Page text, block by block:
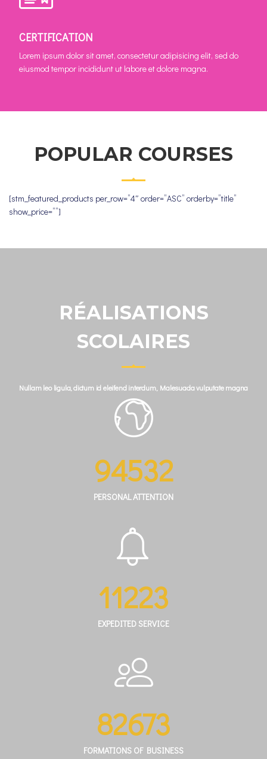
eiusmod tempor incididunt ut labore et dolore magna.
CERTIFICATION
Lorem ipsum dolor sit amet, consectetur adipisicing elit, sed do
eiusmod tempor incididunt ut labore et dolore magna.
POPULAR COURSES
[stm_featured_products per_row=”4″ order=”ASC” orderby=”title”
show_price=””]
RÉALISATIONS
SCOLAIRES
Nullam leo ligula, dictum id eleifend interdum, Malesuada vulputate magna
94532
PERSONAL ATTENTION
11223
EXPEDITED SERVICE
82673
FORMATIONS OF BUSINESS